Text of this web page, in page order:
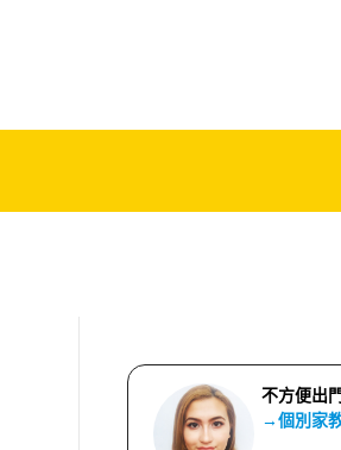
不方便出
→個別家